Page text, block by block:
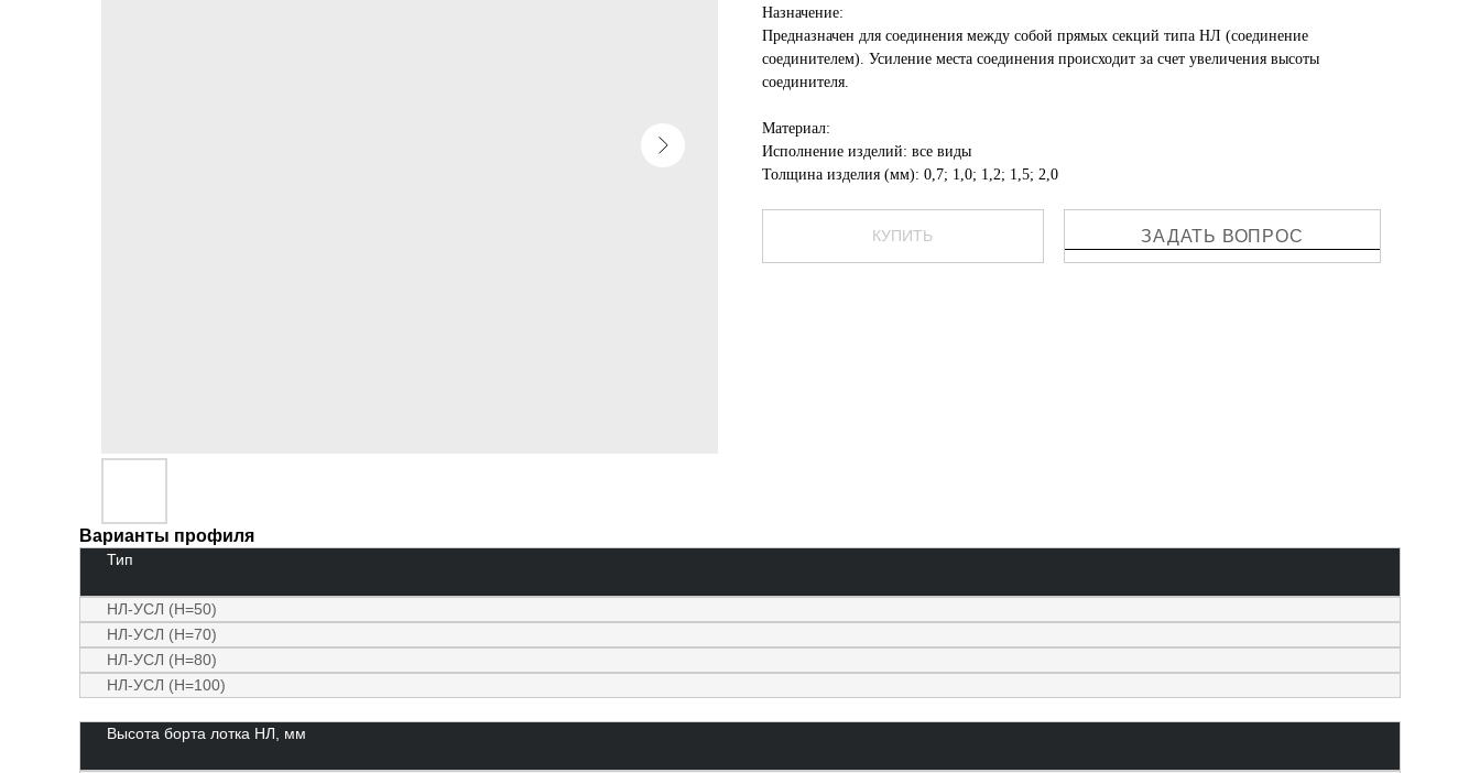
ЗАДАТЬ ВОПРОС
КУПИТЬ
Назначение:
Предназначен для соединения между собой прямых секций типа НЛ (соединение
соединителем). Усиление места соединения происходит за счет увеличения высоты
соединителя.
Материал:
Исполнение изделий: все виды
Толщина изделия (мм): 0,7; 1,0; 1,2; 1,5; 2,0
Варианты профиля
Тип
НЛ-УСЛ (Н=50)
НЛ-УСЛ (Н=70)
НЛ-УСЛ (Н=80)
НЛ-УСЛ (Н=100)
Высота борта лотка НЛ, мм